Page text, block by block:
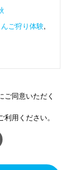
んご狩り体験,
同意いただく
用ください。